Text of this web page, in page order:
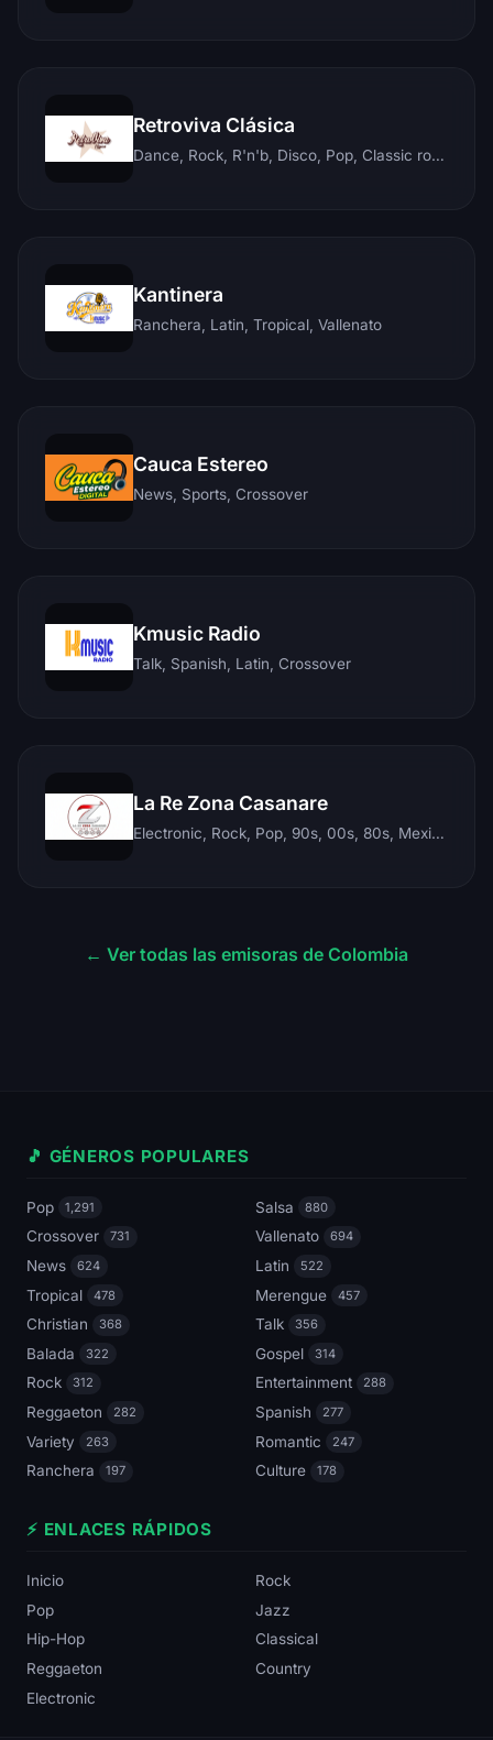
Retroviva Clásica
Dance, Rock, R'n'b, Disco, Pop, Classic rock, Techno, Reggae
Kantinera
Ranchera, Latin, Tropical, Vallenato
Cauca Estereo
News, Sports, Crossover
Kmusic Radio
Talk, Spanish, Latin, Crossover
La Re Zona Casanare
Electronic, Rock, Pop, 90s, 00s, 80s, Mexican, Ranchera, Reggaeton, Instrumental, Salsa, Merengue, Tropical, Romantic, Vallenato, Llanera
← Ver todas las emisoras de Colombia
🎵 GÉNEROS POPULARES
Pop 1,291 Salsa 880
Crossover 731 Vallenato 694
News 624 Latin 522
Tropical 478 Merengue 457
Christian 368 Talk 356
Balada 322 Gospel 314
Rock 312 Entertainment 288
Reggaeton 282 Spanish 277
Variety 263 Romantic 247
Ranchera 197 Culture 178
⚡ ENLACES RÁPIDOS
Inicio
Rock
Pop
Jazz
Hip-Hop
Classical
Reggaeton
Country
Electronic